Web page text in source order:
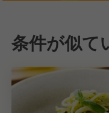
条件が似て